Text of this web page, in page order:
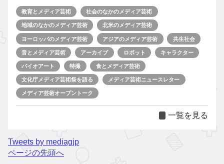
教育とメディア芸術 社会のなかのメディア芸術
地域のなかのメディア芸術 北米のメディア芸術
ヨーロッパのメディア芸術 アジアのメディア芸術 共生社会
音とメディア芸術 アーカイブ ロボット キャラクター
バイオアート 特撮 食とメディア芸術
文化庁メディア芸術祭を語る メディア芸術ニュースレター
メディア芸術オープントーク
一覧を見る
Tweets by mediagjp
ページの先頭へ